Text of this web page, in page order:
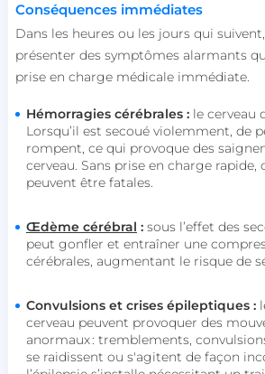
Conséquences immédiates
Dans les heures ou les jours qui
présenter des symptômes alarmants
prise en charge médicale immédiate.
Hémorragies cérébrales :le cerveau
Lorsqu’il est secoué violemment, de
rompent, ce qui provoque des
cerveau. Sans prise en charge rapide,
peuvent être fatales.
Œdème cérébral :sous l’effet des
peut gonfler et entraîner une
cérébrales, augmentant le risque de
Convulsions et crises épileptiques :
cerveau peuvent provoquer des
anormaux : tremblements,
se raidissent ou s'agitent de façon